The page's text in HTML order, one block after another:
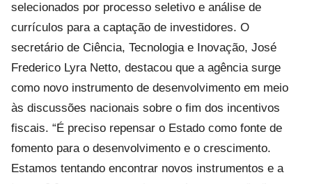
selecionados por processo seletivo e análise de
currículos para a captação de investidores. O
secretário de Ciência, Tecnologia e Inovação, José
Frederico Lyra Netto, destacou que a agência surge
como novo instrumento de desenvolvimento em meio
às discussões nacionais sobre o fim dos incentivos
fiscais. “É preciso repensar o Estado como fonte de
fomento para o desenvolvimento e o crescimento.
Estamos tentando encontrar novos instrumentos e a